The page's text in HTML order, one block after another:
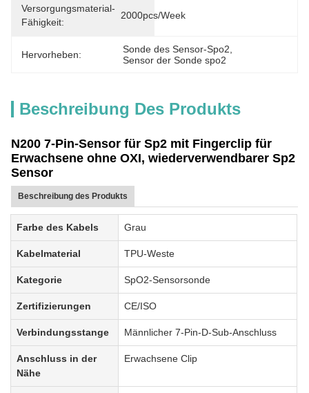
Versorgungsmaterial-
Fähigkeit:
2000pcs/week
Hervorheben: Sonde des Sensor-Spo2
Sensor der Sonde spo2
Beschreibung Des Produkts
N200 7-Pin-Sensor für Sp2 mit Fingerclip für
Erwachsene ohne OXI, wiederverwendbarer Sp2
Sensor
Beschreibung des Produkts
Farbe des Kabels Grau
Kabelmaterial TPU-Weste
Kategorie SpO2-Sensorsonde
Zertifizierungen CE/ISO
Verbindungsstange Männlicher 7-Pin-D-Sub-Anschluss
Anschluss in der
Nähe
Erwachsene Clip